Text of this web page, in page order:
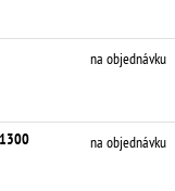
na objednávku
na objednávku